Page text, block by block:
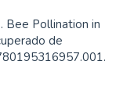
Bee Pollination in
de